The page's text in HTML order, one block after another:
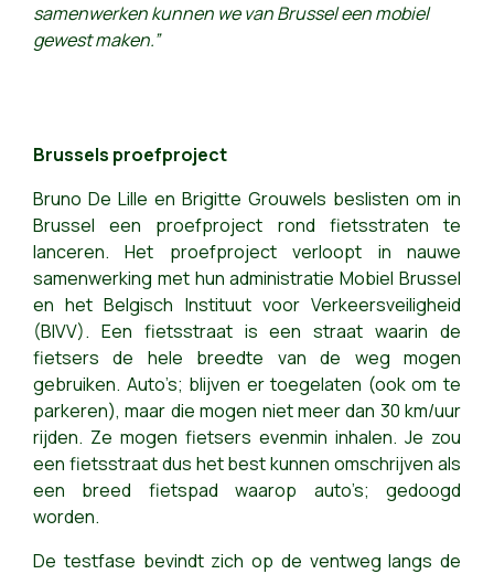
samenwerken kunnen we van Brussel een mobiel
gewest maken.”
Brussels proefproject
Bruno De Lille en Brigitte Grouwels beslisten om in
Brussel een proefproject rond fietsstraten te
lanceren. Het proefproject verloopt in nauwe
samenwerking met hun administratie Mobiel Brussel
en het Belgisch Instituut voor Verkeersveiligheid
(BIVV). Een fietsstraat is een straat waarin de
fietsers de hele breedte van de weg mogen
gebruiken. Auto’s; blijven er toegelaten (ook om te
parkeren), maar die mogen niet meer dan 30 km/uur
rijden. Ze mogen fietsers evenmin inhalen. Je zou
een fietsstraat dus het best kunnen omschrijven als
een breed fietspad waarop auto’s; gedoogd
worden.
De testfase bevindt zich op de ventweg langs de